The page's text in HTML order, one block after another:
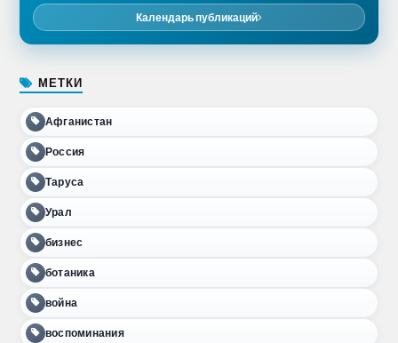
Календарь публикаций
МЕТКИ
Афганистан
Россия
Таруса
Урал
бизнес
ботаника
война
воспоминания